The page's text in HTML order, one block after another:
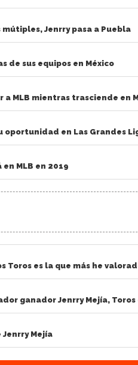
Jenrry pasa a Puebla
de sus equipos en México
a MLB mientras trasciende en
oportunidad en Las Grandes
MLB en 2019
Toros es la que más he
ganador Jenrry Mejía, Toros
Mejía